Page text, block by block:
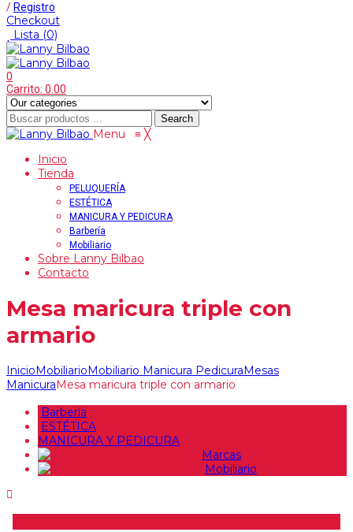
/ Registro
Checkout
Lista (0)
0
Carrito: 0.00
Search
Menu ≡ ╳
Inicio
Tienda
PELUQUERÍA
ESTÉTICA
MANICURA Y PEDICURA
Barbería
Mobiliario
Sobre Lanny Bilbao
Contacto
Mesa maricura triple con
armario
InicioMobiliarioMobiliario Manicura PedicuraMesas
ManicuraMesa maricura triple con armario
Barbería
ESTÉTICA
MANICURA Y PEDICURA
Marcas
Mobiliario